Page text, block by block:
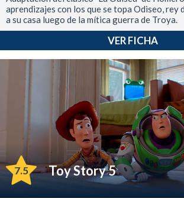
aprendizajes con los que se topa Odiseo, rey
a su casa luego de la mítica guerra de Troya.
VER FICHA
7.5 Toy Story 5